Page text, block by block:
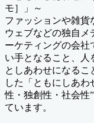
モ］」～
ファッションや雑貨
ウェブなどの独自メ
ーケティングの会社
い手となること、人
としあわせになるこ
した「ともにしあわ
性・独創性・社会性
ています。